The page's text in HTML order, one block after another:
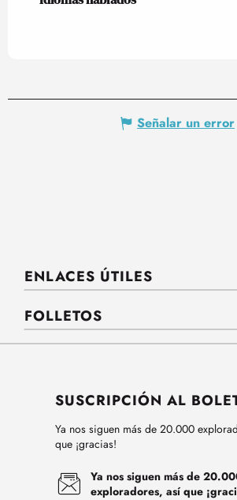
Señalar un error
ENLACES ÚTILES
FOLLETOS
SUSCRIPCIÓN AL
Ya nos siguen más de 20.000
que ¡gracias!
Ya nos siguen más de
exploradores, así que